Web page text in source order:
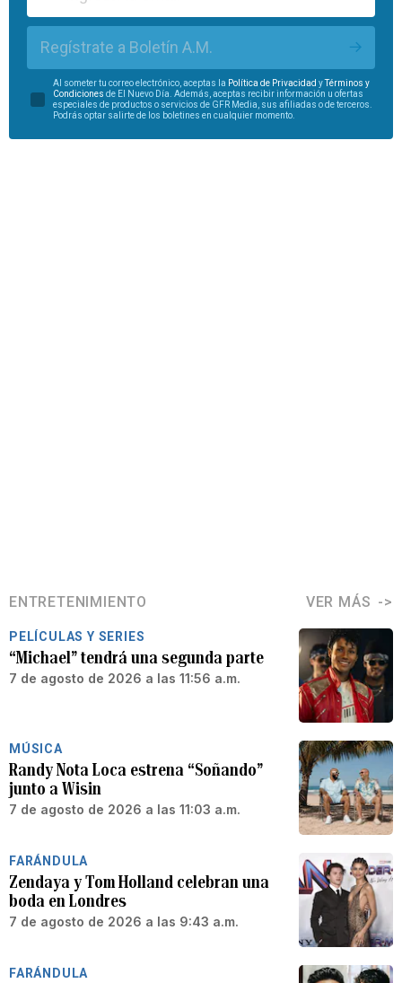
Regístrate a Boletín A.M.
Al someter tu correo electrónico, aceptas la Política de Privacidad yTérminos y
Condiciones de El Nuevo Día. Además, aceptas recibir información u ofertas
especiales de productos o servicios de GFR Media, sus afiliadas o de terceros.
Podrás optar salirte de los boletines en cualquier momento.
ENTRETENIMIENTO VER MÁS
PELÍCULAS Y SERIES
“Michael” tendrá una segunda parte
7 de agosto de 2026 a las 11:56 a.m.
MÚSICA
Randy Nota Loca estrena “Soñando”
junto a Wisin
7 de agosto de 2026 a las 11:03 a.m.
FARÁNDULA
Zendaya y Tom Holland celebran una
boda en Londres
7 de agosto de 2026 a las 9:43 a.m.
FARÁNDULA